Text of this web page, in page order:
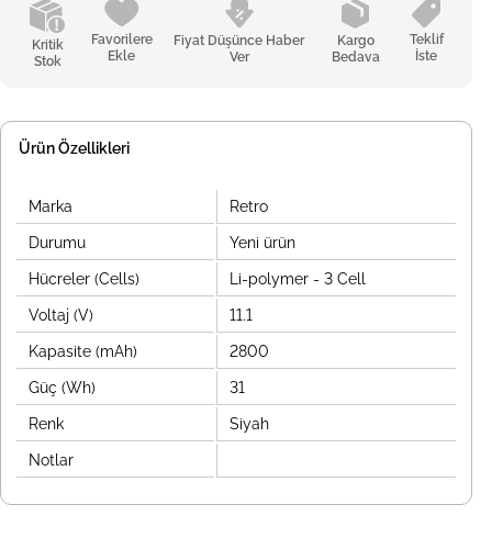
Kritik
Stok
Favorilere
Ekle
Fiyat Düşünce Haber
Ver
Kargo
Bedava
Teklif
İste
Ürün Özellikleri
Marka Retro
Durumu Yeni ürün
Hücreler (Cells) Li-polymer - 3 Cell
Voltaj (V) 11.1
Kapasite (mAh) 2800
Güç (Wh) 31
Renk Siyah
Notlar